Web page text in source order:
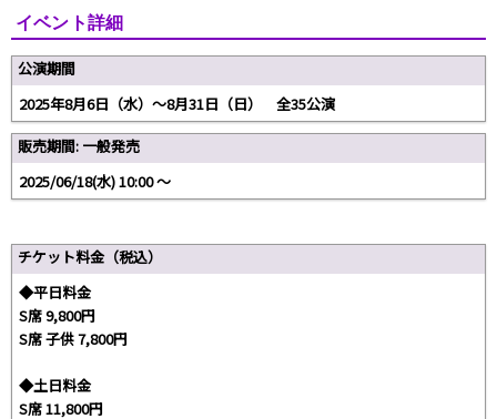
イベント詳細
公演期間
2025年8月6日（水）～8月31日（日） 全35公演
販売期間: 一般発売
2025/06/18(水) 10:00 〜
チケット料金（税込）
◆平日料金
S席 9,800円
S席 子供 7,800円
◆土日料金
S席 11,800円